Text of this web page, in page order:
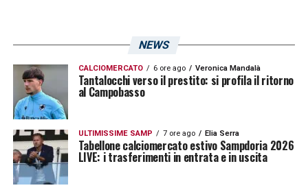
Cosenza 6.033
Brescia 6.007
Como 5.616
Ternana 5.026
Lecco 4.196
NEWS
CALCIOMERCATO 6 ore ago Veronica Mandalà
Tantalocchi verso il prestito: si profila il ritorno
al Campobasso
ULTIMISSIME SAMP 7 ore ago Elia Serra
Tabellone calciomercato estivo Sampdoria 2026
LIVE: i trasferimenti in entrata e in uscita